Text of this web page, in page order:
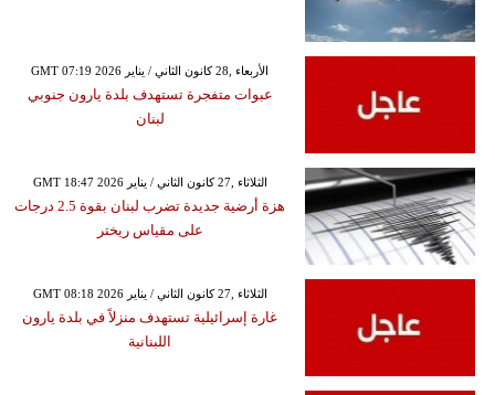
GMT 07:19 2026 الأربعاء ,28 كانون الثاني / يناير
عبوات متفجرة تستهدف بلدة يارون جنوبي
لبنان
GMT 18:47 2026 الثلاثاء ,27 كانون الثاني / يناير
هزة أرضية جديدة تضرب لبنان بقوة 2.5 درجات
على مقياس ريختر
GMT 08:18 2026 الثلاثاء ,27 كانون الثاني / يناير
غارة إسرائيلية تستهدف منزلاً في بلدة يارون
اللبنانية